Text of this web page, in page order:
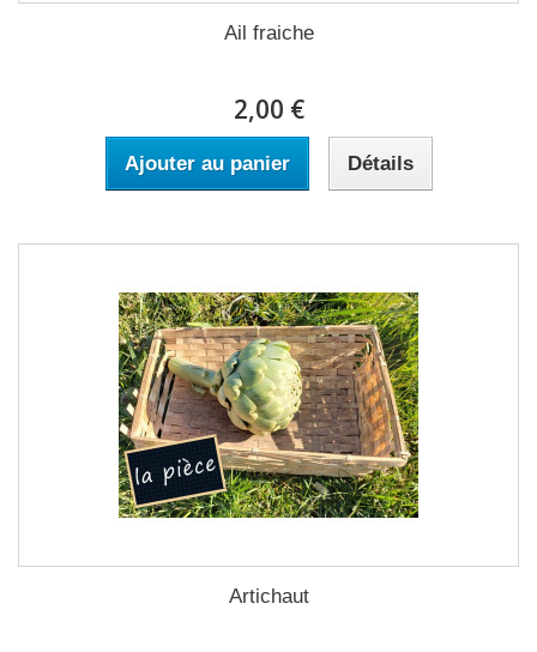
Ail fraiche
2,00 €
Ajouter au panier Détails
Artichaut